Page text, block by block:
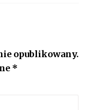
opublikowany.
*